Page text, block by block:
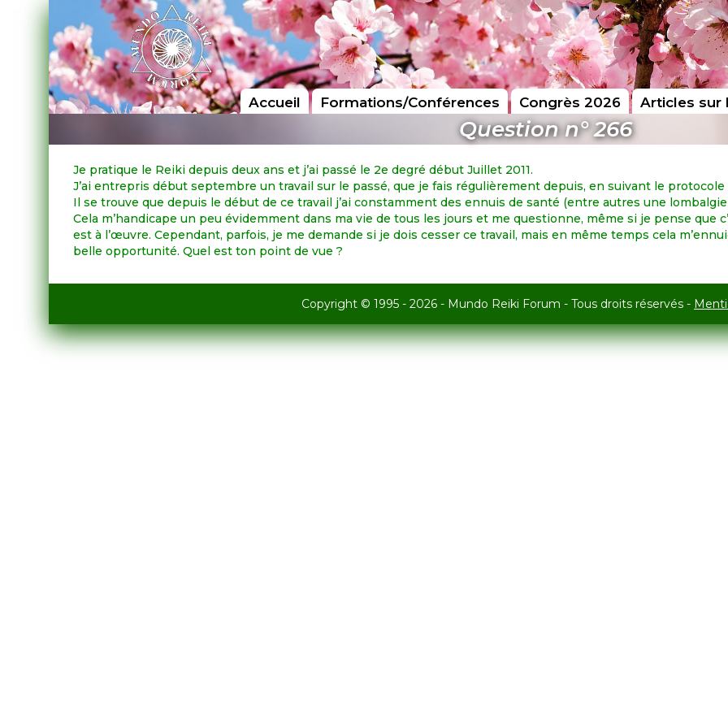
Accueil Formations/Conférences Congrès 2026 Articles sur
Question n° 266
Je pratique le Reiki depuis deux ans et j’ai passé le 2e degré début Juillet 2011.
J’ai entrepris début septembre un travail sur le passé, que je fais régulièrement depuis, en suivant le
Il se trouve que depuis le début de ce travail j’ai constamment des ennuis de santé (entre autres une
Cela m’handicape un peu évidemment dans ma vie de tous les jours et me questionne, même si je pense que
est à l’œuvre. Cependant, parfois, je me demande si je dois cesser ce travail, mais en même temps cela
belle opportunité. Quel est ton point de vue ?
Copyright © 1995 - 2026 - Mundo Reiki Forum - Tous droits réservés -